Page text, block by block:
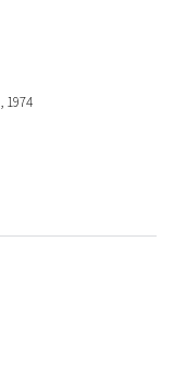
, 1974